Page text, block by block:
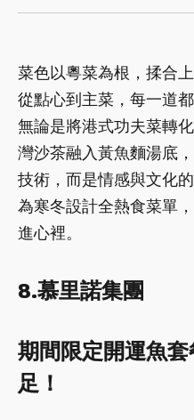
菜色以粵菜為根，揉合
從點心到主菜，每一道
無論是將港式功夫菜轉
灣沙茶融入黃魚麵湯底
技術，而是情感與文化
為寒冬設計全熱食菜單
進心裡。
8.慕里諾集團
期間限定開運魚
足！